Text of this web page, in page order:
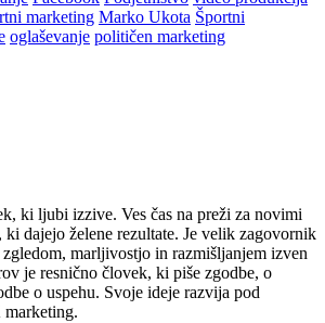
marketing Marko Ukota Športni
oglaševanje političen marketing
ki ljubi izzive. Ves čas na preži za novimi
dajejo želene rezultate. Je velik zagovornik
marljivostjo in razmišljanjem izven
je resnično človek, ki piše zgodbe, o
o uspehu. Svoje ideje razvija pod